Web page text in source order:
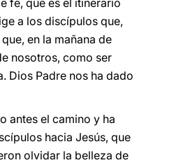
fe, que es el itinerario
a los discípulos que,
en la mañana de
nosotros, como ser
Dios Padre nos ha dado
antes el camino y ha
hacia Jesús, que
olvidar la belleza de